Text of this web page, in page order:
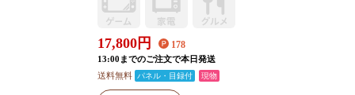
17,800 円 178
13:00までのご注文で本日発送
送料無料
パネル・目録付 現物